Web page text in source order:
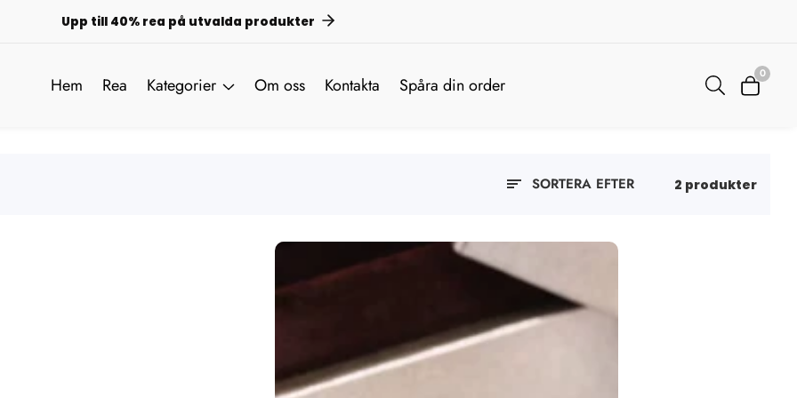
Upp till 40% rea på utvalda produkter
Hem Rea Kategorier Om oss Kontakta Spåra din order
0
0
artiklar
SORTERA EFTER 2 produkter